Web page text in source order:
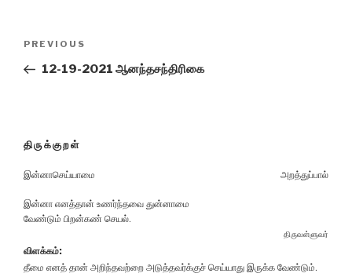
Previous
Post
PREVIOUS
12-19-2021 ஆனந்தசந்திரிகை
திருக்குறள்
இன்னாசெய்யாமை அறத்துப்பால்
இன்னா எனத்தான் உணர்ந்தவை துன்னாமை
வேண்டும் பிறன்கண் செயல்.
திருவள்ளுவர்
விளக்கம்:
தீமை எனத் தான் அறிந்தவற்றை அடுத்தவர்க்குச் செய்யாது இருக்க வேண்டும்.